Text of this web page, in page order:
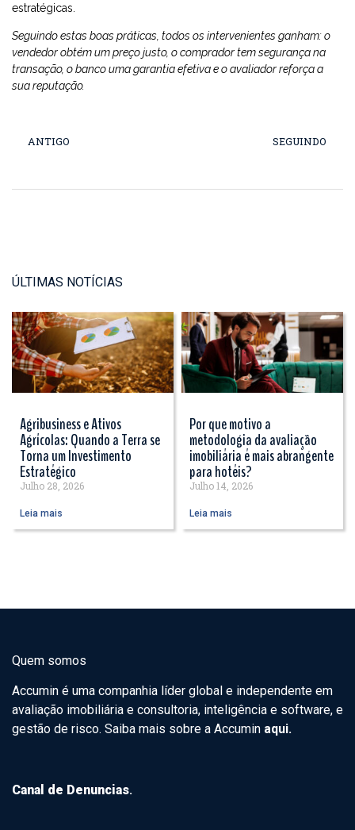
estratégicas.
Seguindo estas boas práticas, todos os intervenientes ganham: o
vendedor obtém um preço justo, o comprador tem segurança na
transação, o banco uma garantia efetiva e o avaliador reforça a
sua reputação.
ANTIGO SEGUINDO
ÚLTIMAS NOTÍCIAS
Agribusiness e Ativos
Agrícolas: Quando a Terra se
Torna um Investimento
Estratégico
Julho 28, 2026
Leia mais
Por que motivo a
metodologia da avaliação
imobiliária é mais abrangente
para hotéis?
Julho 14, 2026
Leia mais
Quem somos
Accumin é uma companhia líder global e independente em
avaliação imobiliária e consultoria, inteligência e software, e
gestão de risco. Saiba mais sobre a Accumin aqui.
Canal de Denuncias.